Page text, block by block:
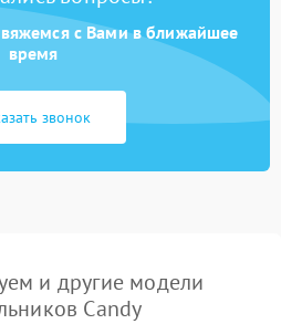
с Вами в ближайшее
время
звонок
и другие модели
Candy